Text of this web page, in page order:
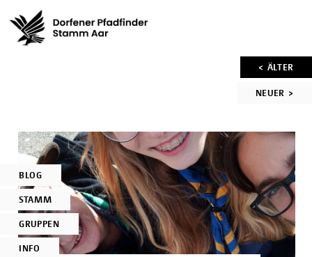
BLOG
STAMM
GRUPPEN
INFO
< ÄLTER
NEUER >